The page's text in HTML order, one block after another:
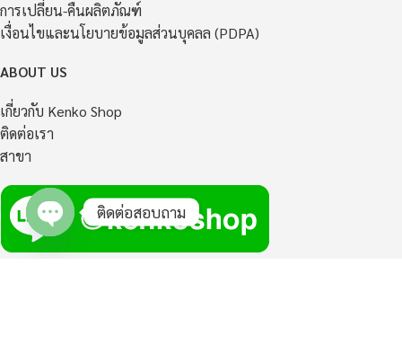
การเปลี่ยน-คืนผลิตภัณฑ์
เงื่อนไขและนโยบายข้อมูลส่วนบุคลล (PDPA)
ABOUT US
เกี่ยวกับ Kenko Shop
ติดต่อเรา
สาขา
ติดต่อสอบถาม